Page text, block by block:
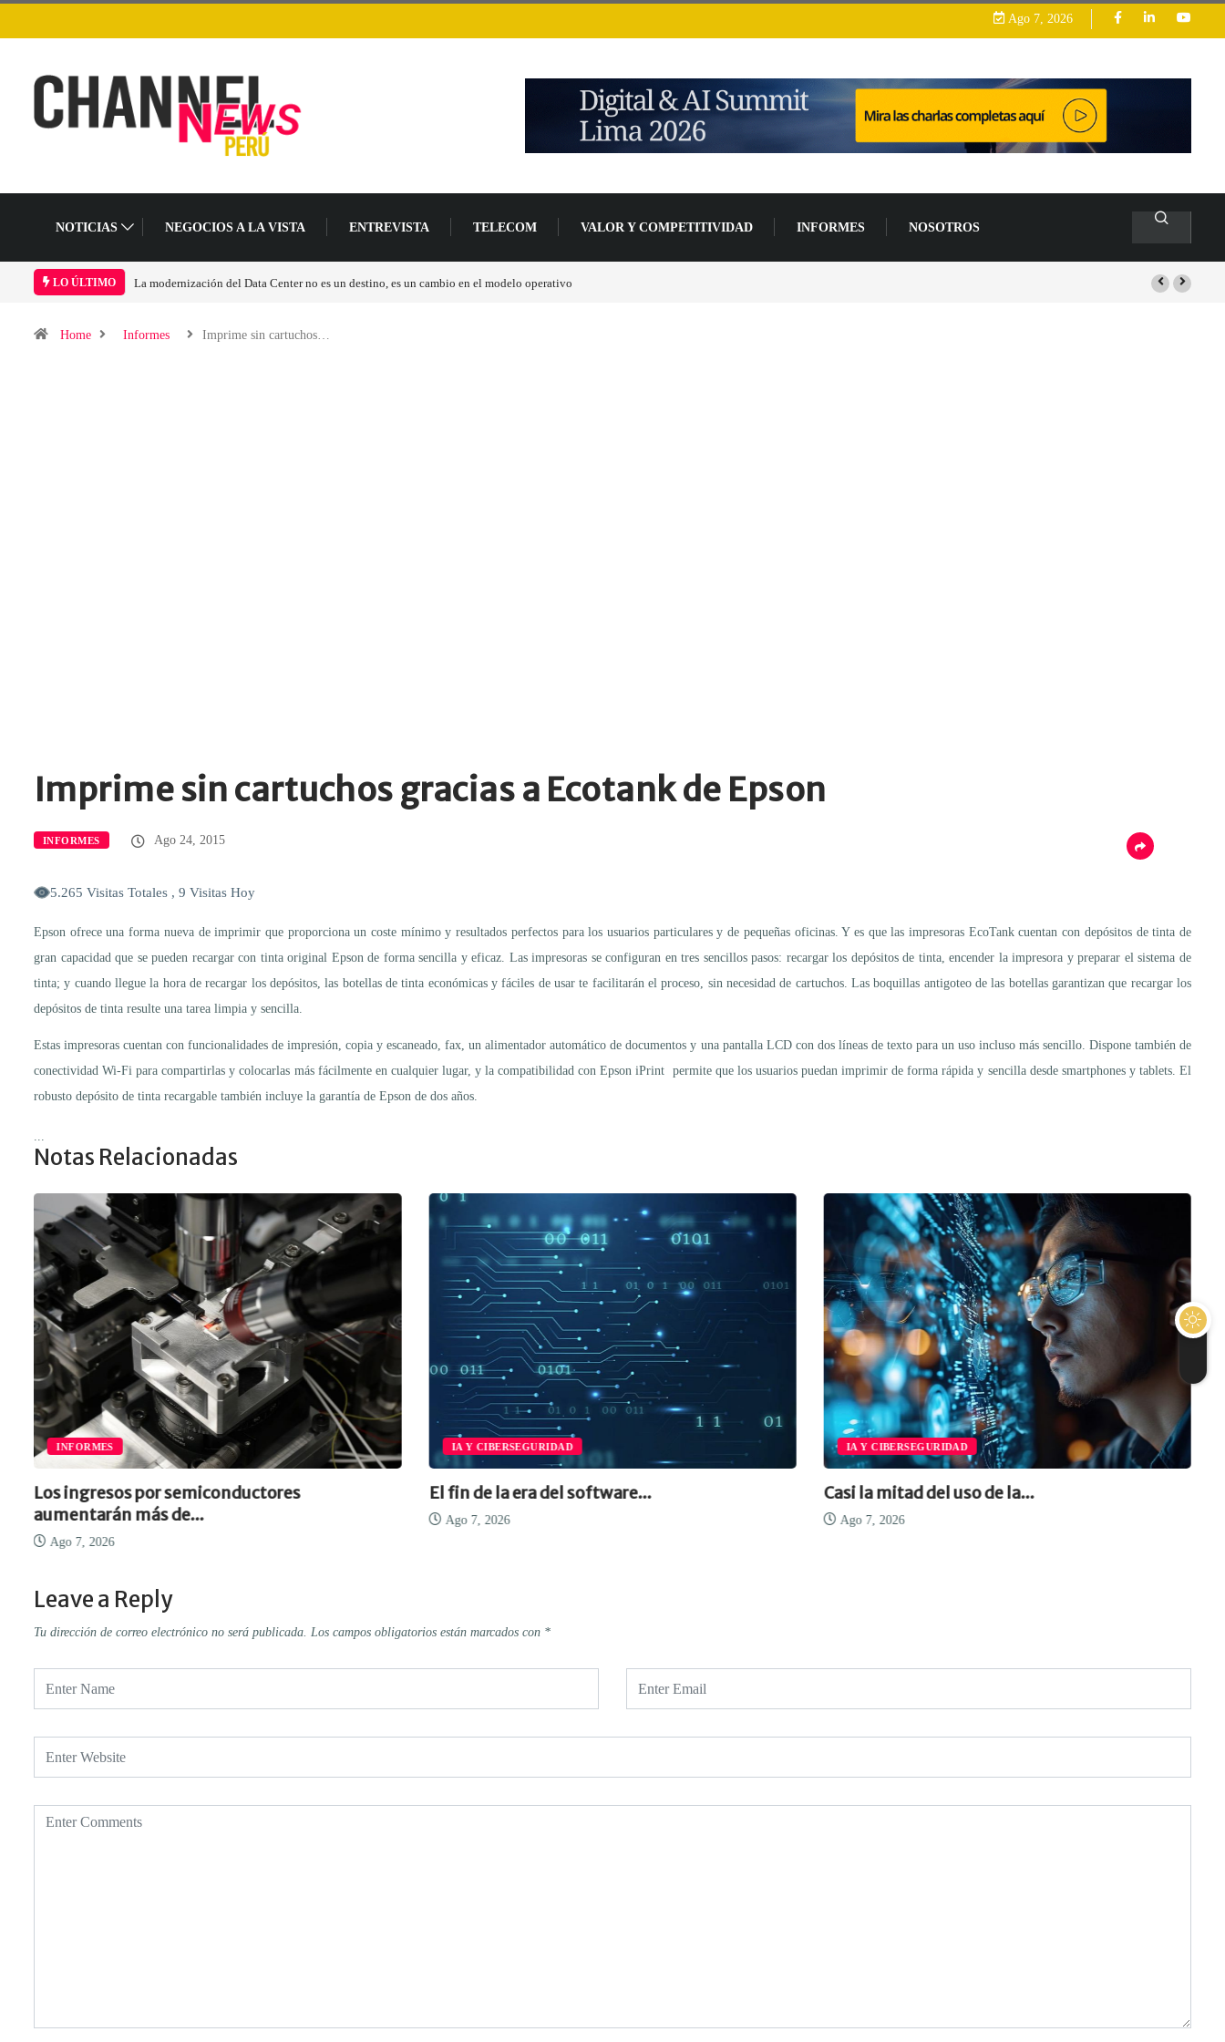
Ago 7, 2026
NOTICIAS NEGOCIOS A LA VISTA ENTREVISTA TELECOM VALOR Y COMPETITIVIDAD INFORMES NOSOTROS
LO ÚLTIMO
del Data Center no es un destino, es un cambio en el modelo operativoLos ingresos por semiconductores aumentarán más de un 94 % en 2026
Home Informes Imprime sin cartuchos…
Imprime sin cartuchos gracias a Ecotank de Epson
INFORMES Ago 24, 2015
5.265 Visitas Totales , 9 Visitas Hoy
Epson ofrece una forma nueva de imprimir que proporciona un coste mínimo y resultados perfectos para los usuarios particulares y de pequeñas oficinas. Y es que las impresoras EcoTank cuentan con depósitos de tinta de
gran capacidad que se pueden recargar con tinta original Epson de forma sencilla y eficaz. Las impresoras se configuran en tres sencillos pasos: recargar los depósitos de tinta, encender la impresora y preparar el sistema de
tinta; y cuando llegue la hora de recargar los depósitos, las botellas de tinta económicas y fáciles de usar te facilitarán el proceso, sin necesidad de cartuchos. Las boquillas antigoteo de las botellas garantizan que recargar los
depósitos de tinta resulte una tarea limpia y sencilla.
Estas impresoras cuentan con funcionalidades de impresión, copia y escaneado, fax, un alimentador automático de documentos y una pantalla LCD con dos líneas de texto para un uso incluso más sencillo. Dispone también de
conectividad Wi-Fi para compartirlas y colocarlas más fácilmente en cualquier lugar, y la compatibilidad con Epson iPrint permite que los usuarios puedan imprimir de forma rápida y sencilla desde smartphones y tablets. El
robusto depósito de tinta recargable también incluye la garantía de Epson de dos años.
Notas Relacionadas
INFORMES
Los ingresos por semiconductores
aumentarán más de...
Ago 7, 2026
IA Y CIBERSEGURIDAD
El fin de la era del software...
Ago 7, 2026
IA Y CIBERSEGURIDAD
Casi la mitad del uso de la...
Ago 7, 2026
Leave a Reply
Tu dirección de correo electrónico no será publicada. Los campos obligatorios están marcados con *